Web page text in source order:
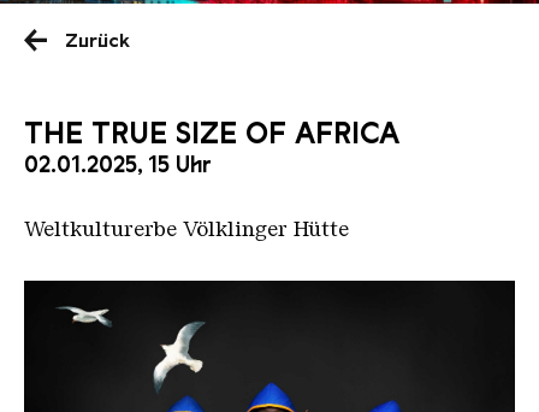
Zurück
THE TRUE SIZE OF AFRICA
02.01.2025, 15 Uhr
Weltkulturerbe Völklinger Hütte